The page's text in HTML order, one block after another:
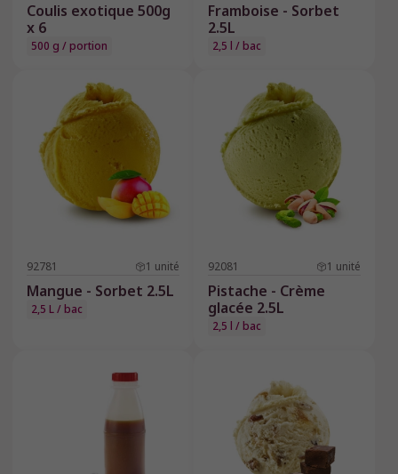
Coulis exotique 500g
x 6
500 g / portion
Framboise - Sorbet
2.5L
2,5 l / bac
92781 1 unité
Mangue - Sorbet 2.5L
2,5 L / bac
92081 1 unité
Pistache - Crème
glacée 2.5L
2,5 l / bac